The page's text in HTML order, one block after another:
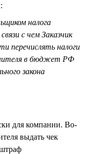
налога
с чем Заказчик
перечислять налоги
в бюджет РФ
закона
для компании. Во-
выдать чек